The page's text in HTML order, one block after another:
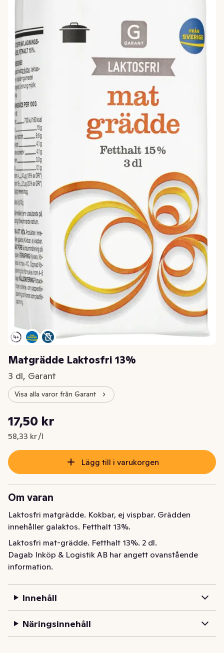
Matgrädde Laktosfri 13%
3 dl, Garant
Visa alla varor från Garant
Nuvarande pris är: 17,50 kr
17,50 kr
58,33 kr /l
Styckpris: 58,33 kr /l
Lägg till i varukorgen
Om varan
Laktosfri matgrädde. Kokbar, ej vispbar. Grädden
innehåller galaktos. Fetthalt 13%.
Laktosfri mat-grädde. Fetthalt 13%. 2 dl.
Dagab Inköp & Logistik AB har angett ovanstående
information.
Innehåll
Näringsinnehåll